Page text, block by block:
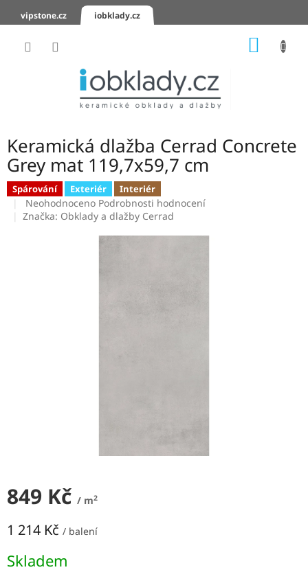
vipstone.cz iobklady.cz
KERAMICKÉ
OBKLADY
KERAMICKÉ
DLAŽBY
Přihlášení
Keramická dlažba Cerrad Concrete
Grey mat 119,7x59,7 cm
Spárování Exteriér Interiér
Průměrné
hodnocení
Neohodnoceno Podrobnosti hodnocení
Značka: Obklady a dlažby Cerrad
849 Kč / m2
1 214 Kč / balení
cena:
Skladem